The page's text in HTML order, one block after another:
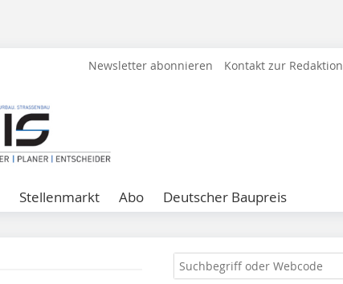
Newsletter abonnieren Kontakt zur Redaktion
Stellenmarkt Abo Deutscher Baupreis